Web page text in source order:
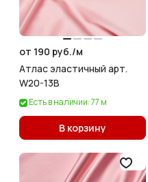
от 190 руб./м
Атлас эластичный арт.
W20-13B
Есть в наличии: 77 м
В корзину